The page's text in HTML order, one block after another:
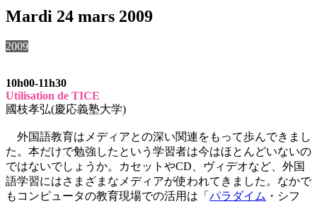
Mardi 24 mars 2009
2009
10h00-11h30
Utilisation de TICE
國枝孝弘(慶応義塾大学)
外国語教育はメディアとの深い関連をもって歩んできまし
た。本だけで勉強したという学習者は今はほとんどいないの
ではないでしょうか。カセットやCD、ヴィデオなど、外国
語学習にはさまざまなメディアが使われてきました。なかで
もコンピュータの教育現場での活用は「 パラダイム ・シフ